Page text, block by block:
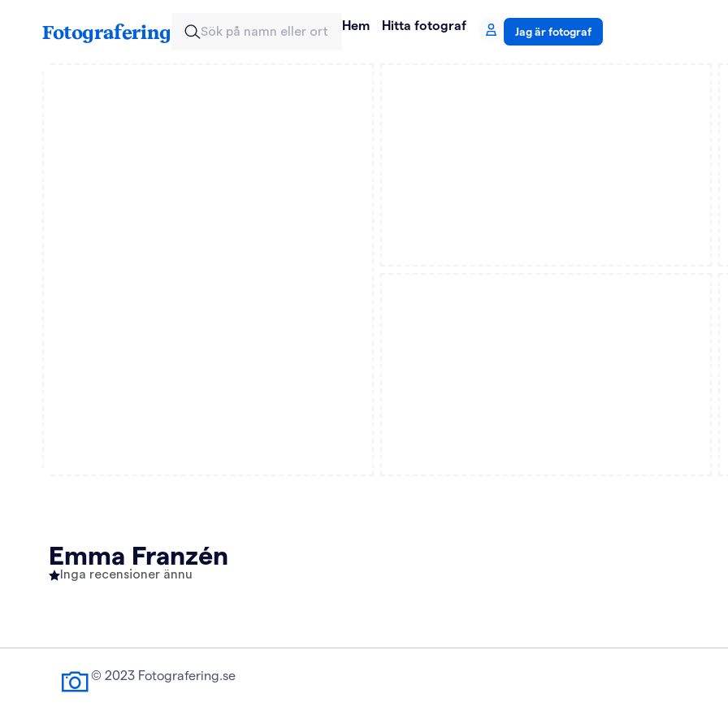
Fotografering Sök på namn eller ort Hem Hitta fotograf Jag är fotograf
Emma Franzén
Inga recensioner ännu
© 2023 Fotografering.se